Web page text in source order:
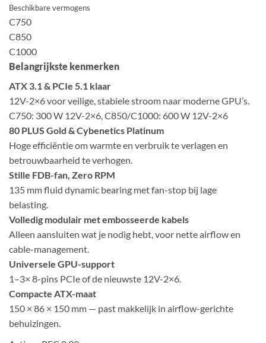
Beschikbare vermogens
C750
C850
C1000
Belangrijkste kenmerken
ATX 3.1 & PCIe 5.1 klaar
12V-2×6 voor veilige, stabiele stroom naar moderne GPU’s.
C750: 300 W 12V-2×6, C850/C1000: 600 W 12V-2×6
80 PLUS Gold & Cybenetics Platinum
Hoge efficiëntie om warmte en verbruik te verlagen en
betrouwbaarheid te verhogen.
Stille FDB-fan, Zero RPM
135 mm fluid dynamic bearing met fan-stop bij lage
belasting.
Volledig modulair met embosseerde kabels
Alleen aansluiten wat je nodig hebt, voor nette airflow en
cable-management.
Universele GPU-support
1–3× 8-pins PCIe of de nieuwste 12V-2×6.
Compacte ATX-maat
150 × 86 × 150 mm — past makkelijk in airflow-gerichte
behuizingen.